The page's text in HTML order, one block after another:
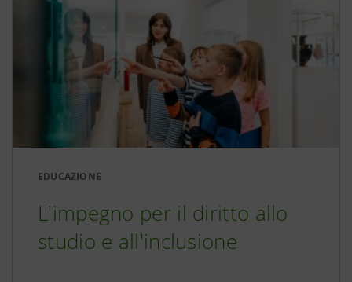
EDUCAZIONE
L'impegno per il diritto allo
studio e all'inclusione